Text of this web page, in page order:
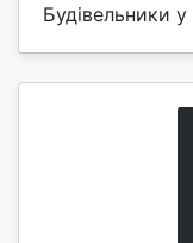
Будівельники